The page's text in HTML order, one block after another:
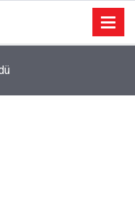
1.8 milyon TL destek